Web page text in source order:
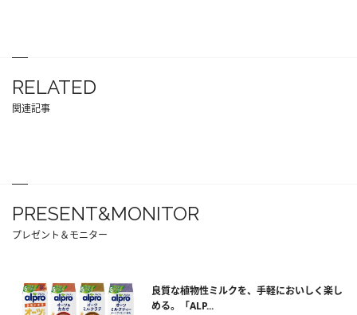
RELATED
関連記事
PRESENT&MONITOR
プレゼント＆モニター
良質な植物性ミルクを、手軽においしく楽し
める。「ALP...